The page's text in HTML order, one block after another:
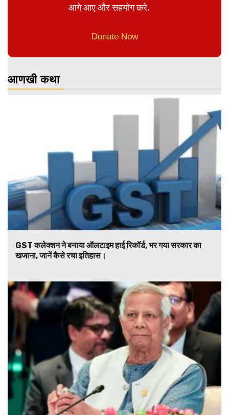
आगे आए और सहयोग करे.
Donate Now
आणखी कथा
GST कलेक्शन ने बनाया ऑलटाइम हाई रिकॉर्ड, भर गया सरकार का
खजाना, जानें कैसे रचा इतिहास।